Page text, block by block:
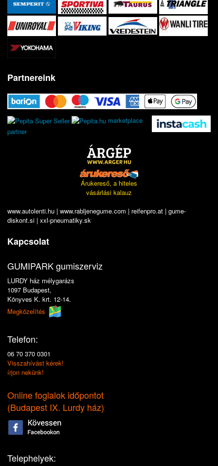
Partnereink
marketplace
partner
Árukereső, a hiteles
vásárlási kalauz
www.autolenti.hu | www.rabljenegume.com | reifenpro.at | gume-
diskont.si | xxl-pneumatiky.sk
Kapcsolat
GUMIPARK gumiszerviz
LURDY ház mélygarázs
1097 Budapest,
Könyves K. krt. 12-14.
Megközelítés
Telefon:
06 70 370 0301
Visszahívást kérek!
írjon nekünk!
Online foglalok időpontot
(Budapest IX. Lurdy ház)
Telephelyek: